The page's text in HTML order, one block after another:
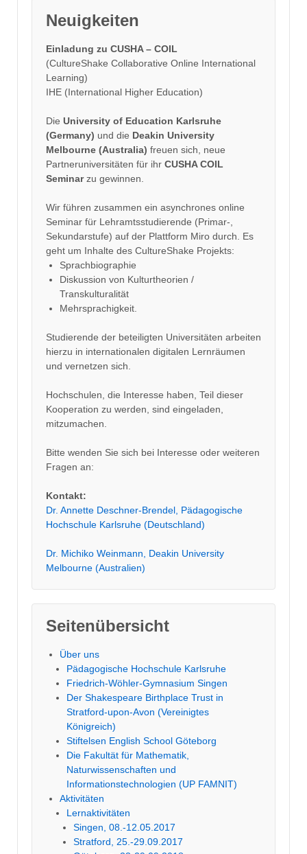
Neuigkeiten
Einladung zu CUSHA – COIL
(CultureShake Collaborative Online International
Learning)
IHE (International Higher Education)
Die University of Education Karlsruhe
(Germany) und die Deakin University
Melbourne (Australia) freuen sich, neue
Partneruniversitäten für ihr CUSHA COIL
Seminarzu gewinnen.
Wir führen zusammen ein asynchrones online
Seminar für Lehramtsstudierende (Primar-,
Sekundarstufe) auf der Plattform Miro durch. Es
geht um Inhalte des CultureShake Projekts:
Sprachbiographie
Diskussion von Kulturtheorien /
Transkulturalität
Mehrsprachigkeit.
Studierende der beteiligten Universitäten arbeiten
hierzu in internationalen digitalen Lernräumen
und vernetzen sich.
Hochschulen, die Interesse haben, Teil dieser
Kooperation zu werden, sind eingeladen,
mitzumachen.
Bitte wenden Sie sich bei Interesse oder weiteren
Fragen an:
Kontakt:
Dr. Annette Deschner-Brendel, Pädagogische
Hochschule Karlsruhe (Deutschland)
Dr. Michiko Weinmann, Deakin University
Melbourne (Australien)
Seitenübersicht
Über uns
Pädagogische Hochschule Karlsruhe
Friedrich-Wöhler-Gymnasium Singen
Der Shakespeare Birthplace Trust in
Stratford-upon-Avon (Vereinigtes
Königreich)
Stiftelsen English School Göteborg
Die Fakultät für Mathematik,
Naturwissenschaften und
Informationstechnologien (UP FAMNIT)
Aktivitäten
Lernaktivitäten
Singen, 08.-12.05.2017
Stratford, 25.-29.09.2017